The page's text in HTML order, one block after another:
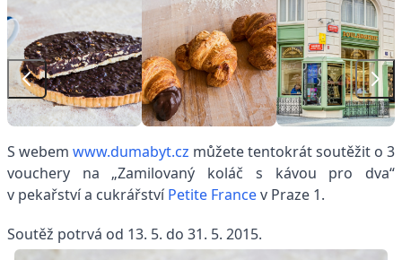
S webem www.dumabyt.cz můžete tentokrát soutěžit o 3
vouchery na „Zamilovaný koláč s kávou pro dva“
v pekařství a cukrářstvíPetite Francev Praze 1.
Soutěž potrvá od 13. 5. do 31. 5. 2015.